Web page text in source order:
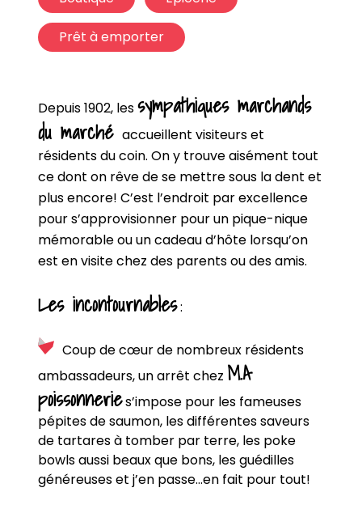
Prêt à emporter
Depuis 1902, lessympathiques marchands
du marché accueillent visiteurs et
résidents du coin. On y trouve aisément tout
ce dont on rêve de se mettre sous la dent et
plus encore! C’est l’endroit par excellence
pour s’approvisionner pour un pique-nique
mémorable ou un cadeau d’hôte lorsqu’on
est en visite chez des parents ou des amis.
Les incontournables:
Coup de cœur de nombreux résidents
ambassadeurs, un arrêt chez M.A
poissonneries’impose pour les fameuses
pépites de saumon, les différentes saveurs
de tartares à tomber par terre, les poke
bowls aussi beaux que bons, les guédilles
généreuses et j’en passe…en fait pour tout!